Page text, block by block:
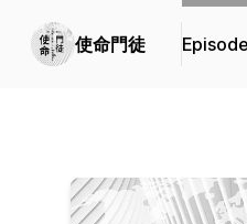
使命門徒